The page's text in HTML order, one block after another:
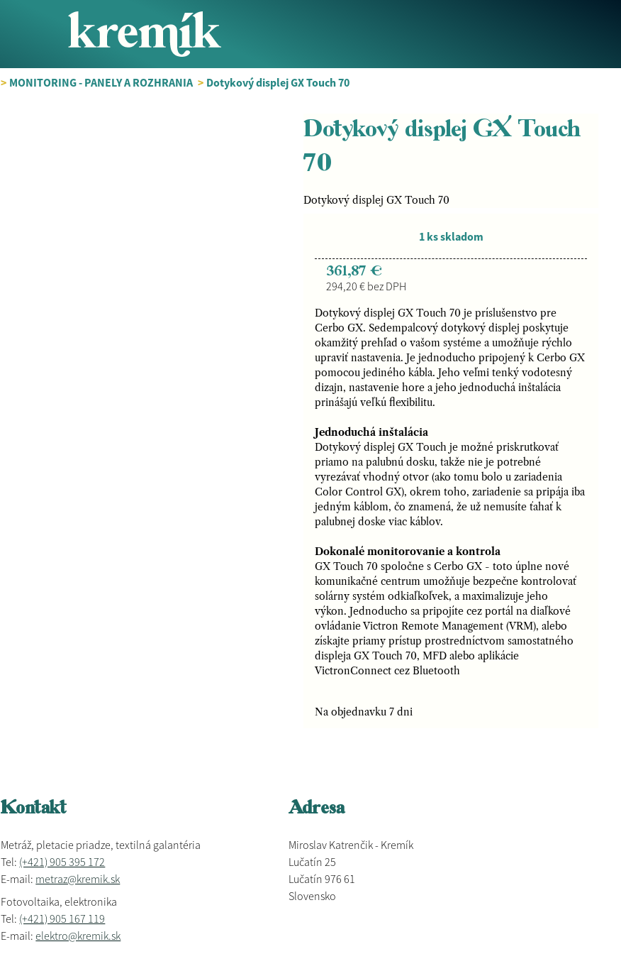
> MONITORING - PANELY A ROZHRANIA > Dotykový displej GX Touch 70
Dotykový displej GX Touch
70
Dotykový displej GX Touch 70
1 ks skladom
361,87 €
294,20 € bez DPH
Dotykový displej GX Touch 70 je príslušenstvo pre
Cerbo GX. Sedempalcový dotykový displej poskytuje
okamžitý prehľad o vašom systéme a umožňuje rýchlo
upraviť nastavenia. Je jednoducho pripojený k Cerbo GX
pomocou jediného kábla. Jeho veľmi tenký vodotesný
dizajn, nastavenie hore a jeho jednoduchá inštalácia
prinášajú veľkú flexibilitu.
Jednoduchá inštalácia
Dotykový displej GX Touch je možné priskrutkovať
priamo na palubnú dosku, takže nie je potrebné
vyrezávať vhodný otvor (ako tomu bolo u zariadenia
Color Control GX), okrem toho, zariadenie sa pripája iba
jedným káblom, čo znamená, že už nemusíte ťahať k
palubnej doske viac káblov.
Dokonalé monitorovanie a kontrola
GX Touch 70 spoločne s Cerbo GX - toto úplne nové
komunikačné centrum umožňuje bezpečne kontrolovať
solárny systém odkiaľkoľvek, a maximalizuje jeho
výkon. Jednoducho sa pripojíte cez portál na diaľkové
ovládanie Victron Remote Management (VRM), alebo
získajte priamy prístup prostredníctvom samostatného
displeja GX Touch 70, MFD alebo aplikácie
VictronConnect cez Bluetooth
Na objednavku 7 dni
Kontakt
Metráž, pletacie priadze, textilná galantéria
Tel: (+421) 905 395 172
E-mail: metraz@kremik.sk
Fotovoltaika, elektronika
Tel: (+421) 905 167 119
E-mail:elektro@kremik.sk
Adresa
Miroslav Katrenčik - Kremík
Lučatín 25
Lučatín 976 61
Slovensko